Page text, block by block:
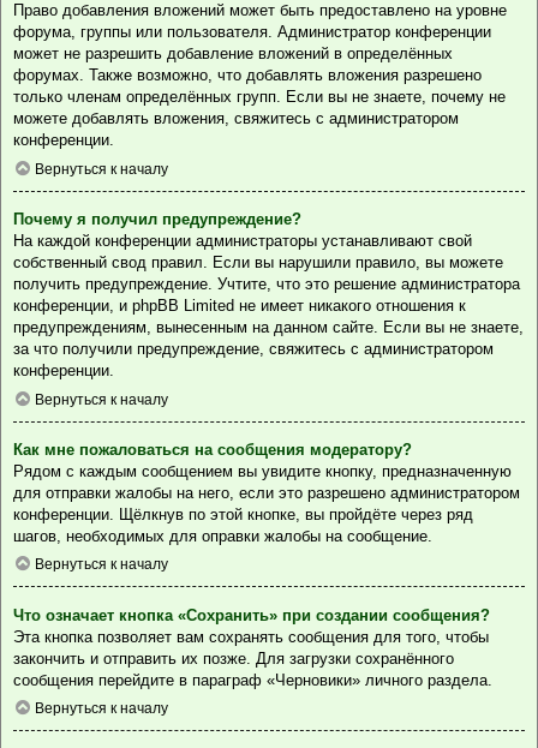
Право добавления вложений может быть предоставлено на уровне
форума, группы или пользователя. Администратор конференции
может не разрешить добавление вложений в определённых
форумах. Также возможно, что добавлять вложения разрешено
только членам определённых групп. Если вы не знаете, почему не
можете добавлять вложения, свяжитесь с администратором
конференции.
Вернуться к началу
Почему я получил предупреждение?
На каждой конференции администраторы устанавливают свой
собственный свод правил. Если вы нарушили правило, вы можете
получить предупреждение. Учтите, что это решение администратора
конференции, и phpBB Limited не имеет никакого отношения к
предупреждениям, вынесенным на данном сайте. Если вы не знаете,
за что получили предупреждение, свяжитесь с администратором
конференции.
Вернуться к началу
Как мне пожаловаться на сообщения модератору?
Рядом с каждым сообщением вы увидите кнопку, предназначенную
для отправки жалобы на него, если это разрешено администратором
конференции. Щёлкнув по этой кнопке, вы пройдёте через ряд
шагов, необходимых для оправки жалобы на сообщение.
Вернуться к началу
Что означает кнопка «Сохранить» при создании сообщения?
Эта кнопка позволяет вам сохранять сообщения для того, чтобы
закончить и отправить их позже. Для загрузки сохранённого
сообщения перейдите в параграф «Черновики» личного раздела.
Вернуться к началу